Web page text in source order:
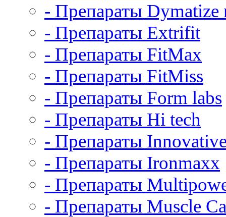
- Препараты
- Препараты Extrifit
- Препараты FitMax
- Препараты FitMiss
- Препараты Form labs
- Препараты Hi tech
- Препараты
- Препараты Ironmaxx
- Препараты
- Препараты Muscle